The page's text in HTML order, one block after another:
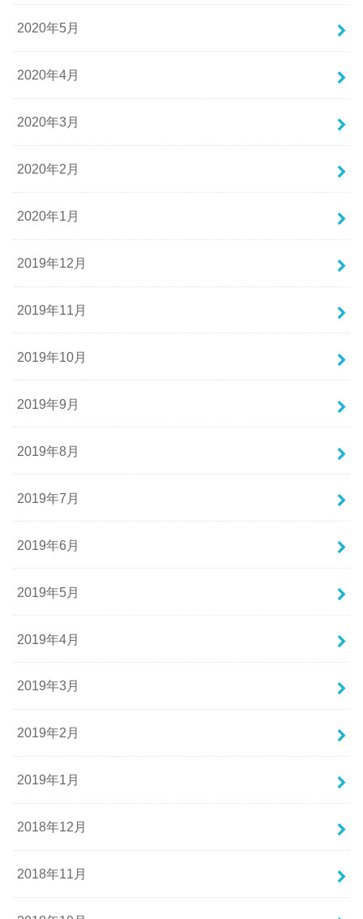
2020年5月
2020年4月
2020年3月
2020年2月
2020年1月
2019年12月
2019年11月
2019年10月
2019年9月
2019年8月
2019年7月
2019年6月
2019年5月
2019年4月
2019年3月
2019年2月
2019年1月
2018年12月
2018年11月